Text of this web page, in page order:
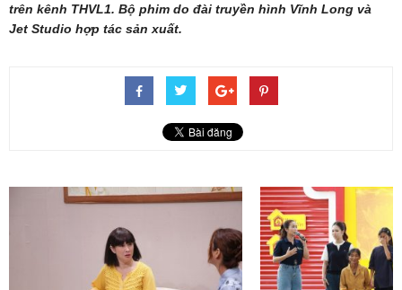
trên kênh THVL1. Bộ phim do đài truyền hình Vĩnh Long và
Jet Studio hợp tác sản xuất.